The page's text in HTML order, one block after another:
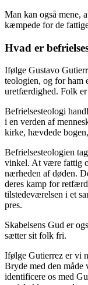
Man kan også mene,
kæmpede for de
Hvad er
Ifølge Gustavo
teologien, og for ham
uretfærdighed. Folk
Befrielsesteologi
i en verden af
kirke, hævdede
Befrielsesteologien
vinkel. At være fattig
nærheden af døden.
deres kamp for
tilstedeværelsen i et
pres.
Skabelsens Gud er
sætter sit folk fri.
Ifølge Gutierrez er vi
Bryde med den måde
identificere os med